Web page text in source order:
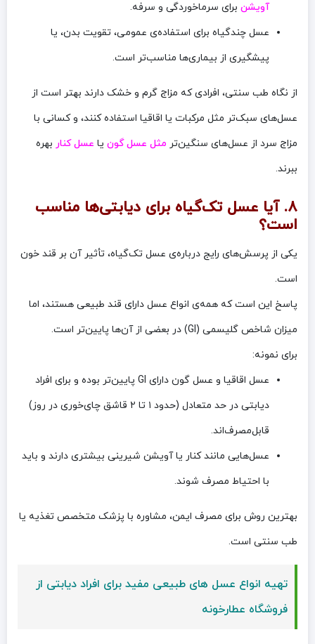
آویشن برای سرماخوردگی و سرفه.
عسل چندگیاه برای استفاده‌ی عمومی، تقویت بدن، یا
پیشگیری از بیماری‌ها مناسب‌تر است.
از نگاه طب سنتی، افرادی که مزاج گرم و خشک دارند بهتر است از
عسل‌های سبک‌تر مثل مرکبات یا اقاقیا استفاده کنند، و کسانی با
مزاج سرد از عسل‌های سنگین‌تر مثل عسل گون یا عسل کنار بهره
ببرند.
۸. آیا عسل تک‌گیاه برای دیابتی‌ها مناسب
است؟
یکی از پرسش‌های رایج درباره‌ی عسل تک‌گیاه، تأثیر آن بر قند خون
است.
پاسخ این است که همه‌ی انواع عسل دارای قند طبیعی هستند، اما
میزان شاخص گلیسمی (GI) در بعضی از آن‌ها پایین‌تر است.
برای نمونه:
عسل اقاقیا و عسل گون دارای GI پایین‌تر بوده و برای افراد
دیابتی در حد متعادل (حدود ۱ تا ۲ قاشق چای‌خوری در روز)
قابل‌مصرف‌اند.
عسل‌هایی مانند کنار یا آویشن شیرینی بیشتری دارند و باید
با احتیاط مصرف شوند.
بهترین روش برای مصرف ایمن، مشاوره با پزشک متخصص تغذیه یا
طب سنتی است.
تهیه انواع عسل های طبیعی مفید برای افراد دیابتی از
فروشگاه عطارخونه